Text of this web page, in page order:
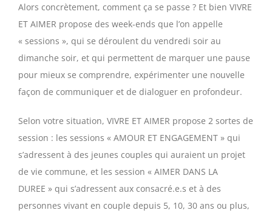
Alors concrètement, comment ça se passe ? Et bien VIVRE
ET AIMER propose des week-ends que l’on appelle
« sessions », qui se déroulent du vendredi soir au
dimanche soir, et qui permettent de marquer une pause
pour mieux se comprendre, expérimenter une nouvelle
façon de communiquer et de dialoguer en profondeur.
Selon votre situation, VIVRE ET AIMER propose 2 sortes de
session : les sessions « AMOUR ET ENGAGEMENT » qui
s’adressent à des jeunes couples qui auraient un projet
de vie commune, et les session « AIMER DANS LA
DUREE » qui s’adressent aux consacré.e.s et à des
personnes vivant en couple depuis 5, 10, 30 ans ou plus,